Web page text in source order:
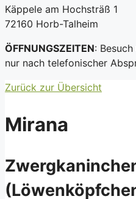
Käppele am Hochsträß 1
72160 Horb-Talheim
ÖFFNUNGSZEITEN:
nur nach telefonischer
Zurück zur Übersicht
Mirana